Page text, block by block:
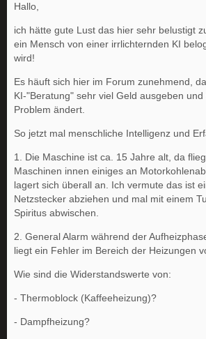
Hallo,
ich hätte gute Lust das hier sehr belustigt
ein Mensch von einer irrlichternden KI
wird!
Es häuft sich hier im Forum zunehmend,
KI-"Beratung" sehr viel Geld ausgeben und
Problem ändert.
So jetzt mal menschliche Intelligenz und
1. Die Maschine ist ca. 15 Jahre alt, da
Maschinen innen einiges an
lagert sich überall an. Ich vermute das ist
Netzstecker abziehen und mal mit einem
Spiritus abwischen.
2. General Alarm während der
liegt ein Fehler im Bereich der Heizungen
Wie sind die Widerstandswerte von:
- Thermoblock (Kaffeeheizung)?
- Dampfheizung?